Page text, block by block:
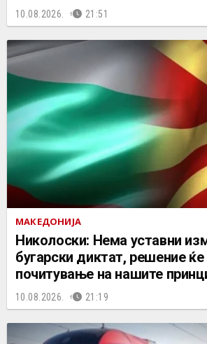
10.08.2026. 21:51
МАКЕДОНИЈА
Николоски: Нема уставни
бугарски диктат, решение
почитување на нашите
10.08.2026. 21:19